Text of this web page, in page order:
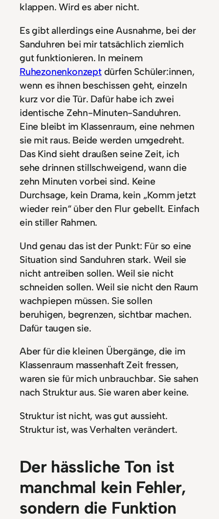
klappen. Wird es aber nicht.
Es gibt allerdings eine Ausnahme, bei der
Sanduhren bei mir tatsächlich ziemlich
gut funktionieren. In meinem
Ruhezonenkonzeptdürfen Schüler:innen,
wenn es ihnen beschissen geht, einzeln
kurz vor die Tür. Dafür habe ich zwei
identische Zehn-Minuten-Sanduhren.
Eine bleibt im Klassenraum, eine nehmen
sie mit raus. Beide werden umgedreht.
Das Kind sieht draußen seine Zeit, ich
sehe drinnen stillschweigend, wann die
zehn Minuten vorbei sind. Keine
Durchsage, kein Drama, kein „Komm jetzt
wieder rein“ über den Flur gebellt. Einfach
ein stiller Rahmen.
Und genau das ist der Punkt: Für so eine
Situation sind Sanduhren stark. Weil sie
nicht antreiben sollen. Weil sie nicht
schneiden sollen. Weil sie nicht den Raum
wachpiepen müssen. Sie sollen
beruhigen, begrenzen, sichtbar machen.
Dafür taugen sie.
Aber für die kleinen Übergänge, die im
Klassenraum massenhaft Zeit fressen,
waren sie für mich unbrauchbar. Sie sahen
nach Struktur aus. Sie waren aber keine.
Struktur ist nicht, was gut aussieht.
Struktur ist, was Verhalten verändert.
Der hässliche Ton ist
manchmal kein Fehler,
sondern die Funktion